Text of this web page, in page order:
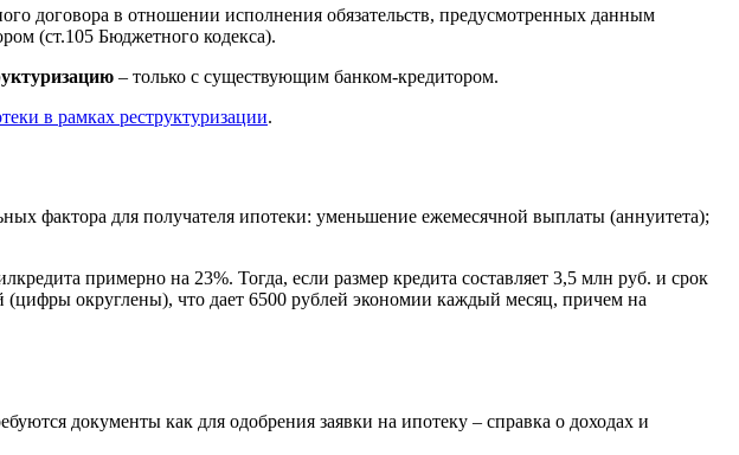
договора в отношении исполнения обязательств, предусмотренных данным
(ст.105 Бюджетного кодекса).
– только с существующим банком-кредитором.
в рамках реструктуризации.
фактора для получателя ипотеки: уменьшение ежемесячной выплаты (аннуитета);
примерно на 23%. Тогда, если размер кредита составляет 3,5 млн руб. и срок
(цифры округлены), что дает 6500 рублей экономии каждый месяц, причем на
документы как для одобрения заявки на ипотеку – справка о доходах и